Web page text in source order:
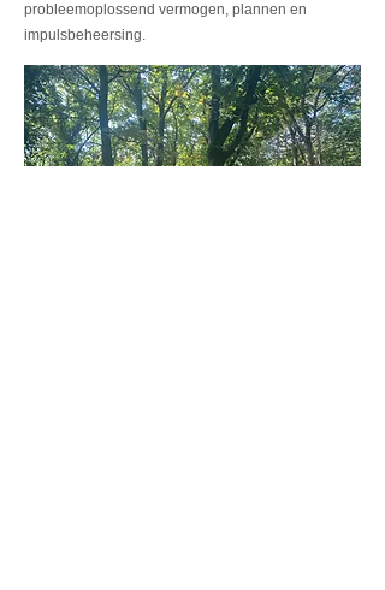
probleemoplossend vermogen, plannen en
impulsbeheersing.